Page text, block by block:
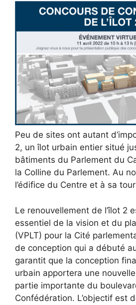
Peu de sites ont autant
2, un îlot urbain entier situé
bâtiments du Parlement du
la Colline du Parlement. Au
l’édifice du Centre et à sa
Le renouvellement de l’îlot 2
essentiel de la vision et du
(VPLT) pour la Cité
de conception qui a débuté
garantit que la conception
urbain apportera une
partie importante du
Confédération. L’objectif est